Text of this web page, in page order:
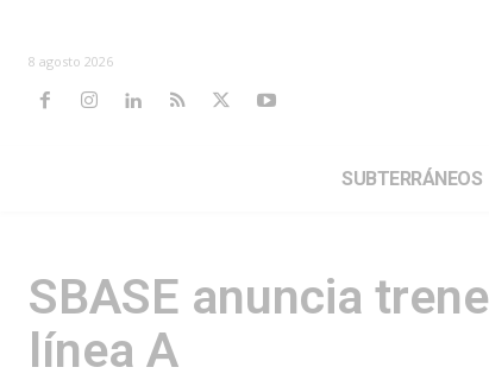
8 agosto 2026
SUBTERRÁNEOS
SBASE anuncia
línea A